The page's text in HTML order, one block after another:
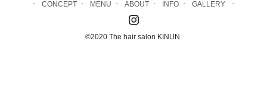
CONCEPT MENU ABOUT INFO GALLERY
©2020 The hair salon KINUN.